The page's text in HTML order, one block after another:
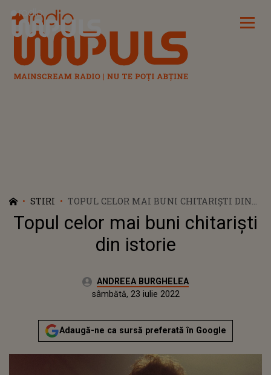
Radio Impuls
STIRI
TOPUL CELOR MAI BUNI CHITARIȘTI DIN
ISTORIE
Topul celor mai buni chitariști
din istorie
Autor:ANDREEA BURGHELEA
Actualizat:
sâmbătă, 23 iulie 2022
Adaugă-ne ca sursă preferată în Google